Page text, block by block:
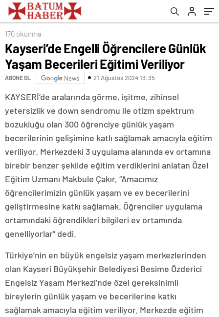
170 okunma
Kayseri’de Engelli Öğrencilere Günlük
Yaşam Becerileri Eğitimi Veriliyor
ABONE OL News 21 Ağustos 2024 13:35
KAYSERİ’de aralarında görme, işitme, zihinsel
yetersizlik ve down sendromu ile otizm spektrum
bozukluğu olan 300 öğrenciye günlük yaşam
becerilerinin gelişimine katlı sağlamak amacıyla eğitim
veriliyor. Merkezdeki 3 uygulama alanında ev ortamına
birebir benzer şekilde eğitim verdiklerini anlatan Özel
Eğitim Uzmanı Makbule Çakır, “Amacımız
öğrencilerimizin günlük yaşam ve ev becerilerini
geliştirmesine katkı sağlamak. Öğrenciler uygulama
ortamındaki öğrendikleri bilgileri ev ortamında
genelliyorlar” dedi.
Türkiye’nin en büyük engelsiz yaşam merkezlerinden
olan Kayseri Büyükşehir Belediyesi Besime Özderici
Engelsiz Yaşam Merkezi’nde özel gereksinimli
bireylerin günlük yaşam ve becerilerine katkı
sağlamak amacıyla eğitim veriliyor. Merkezde eğitim